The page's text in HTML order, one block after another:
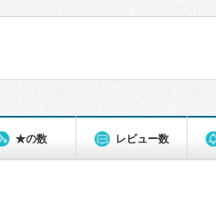
★の数 レビュー数